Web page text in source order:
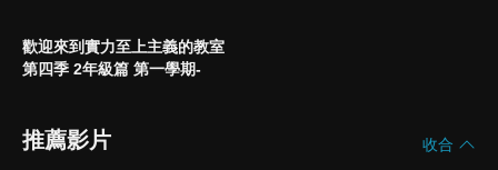
歡迎來到實力至上主義的教室
第四季 2年級篇 第一學期-
推薦影片 收合